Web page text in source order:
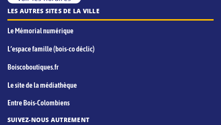
LES AUTRES SITES DE LA VILLE
Le Mémorial numérique
L’espace famille (bois-co déclic)
Boiscoboutiques.fr
Le site de la médiathèque
Entre Bois-Colombiens
SUIVEZ-NOUS AUTREMENT